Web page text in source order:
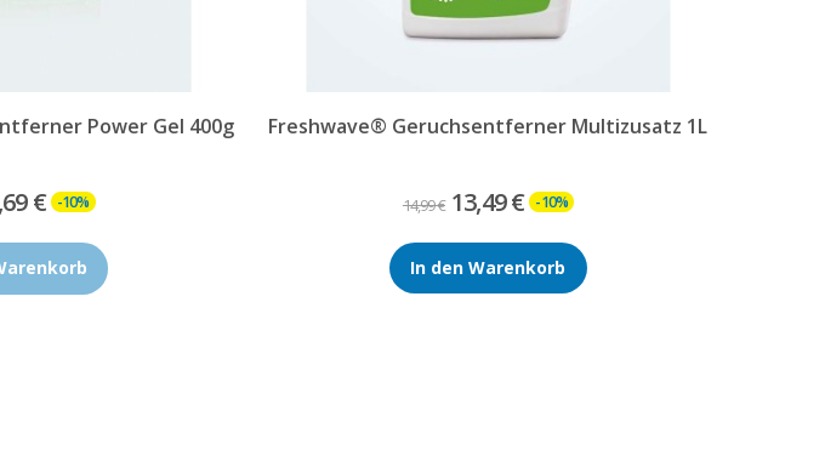
Power Gel 400g
€ -10%
Freshwave® Geruchsentferner Multizusatz 1L
14,99 € 13,49 € -10%
In den Warenkorb